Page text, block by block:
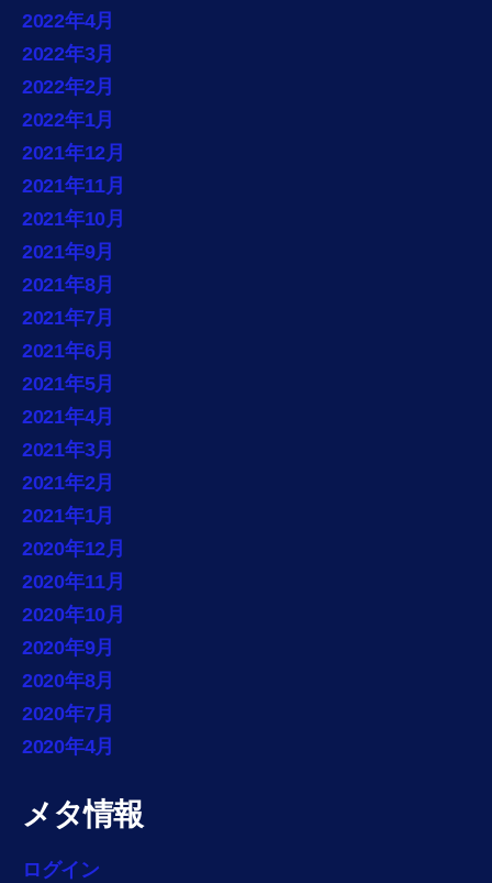
2022年4月
2022年3月
2022年2月
2022年1月
2021年12月
2021年11月
2021年10月
2021年9月
2021年8月
2021年7月
2021年6月
2021年5月
2021年4月
2021年3月
2021年2月
2021年1月
2020年12月
2020年11月
2020年10月
2020年9月
2020年8月
2020年7月
2020年4月
メタ情報
ログイン